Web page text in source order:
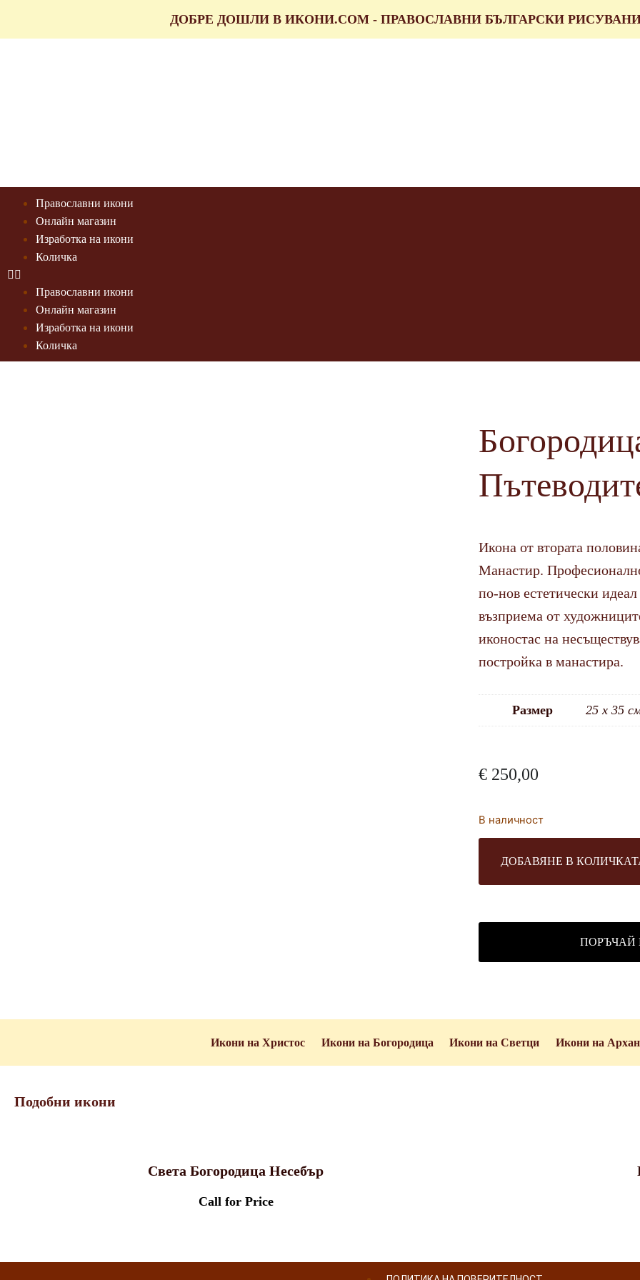
ДОБРЕ ДОШЛИ В ИКОНИ.COM - ПРАВОСЛАВНИ БЪЛГАРСКИ
Православни икони
Онлайн магазин
Изработка на икони
Количка
Православни икони
Онлайн магазин
Изработка на икони
Количка
Икона от втората
Манастир.
по-нов естетически
възприема от
иконостас на
постройка в манастира.
Размер 25 х 35
€ 250,00
В наличност
ДОБАВЯНЕ В
ПОРЪЧАЙ
Икони на Христос Икони на Богородица Икони на Светци Икони на
Подобни икони
Света Богородица Несебър
Call for Price